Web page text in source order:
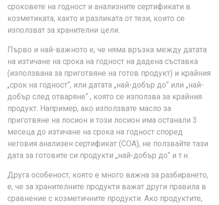
сроковете на годност и анализните сертификати в
козметиката, както и разликата от тези, които се
използват за хранителни цели.
Първо и най-важното е, че няма връзка между датата
на изтичане на срока на годност на дадена съставка
(използвана за приготвяне на готов продукт) и крайния
„срок на годност“, или датата „най-добър до“ или „най-
добър след отваряне“ , която се използва за крайния
продукт. Например, ако използвате масло за
приготвяне на лосион и този лосион има останали 3
месеца до изтичане на срока на годност според
неговия анализен сертификат (COA), не ползвайте тази
дата за готовите си продукти „най-добър до“ и т.н.
Друга особеност, която е много важна за разбирането,
е, че за хранителните продукти важат други правила в
сравнение с козметичните продукти. Ако продуктите,